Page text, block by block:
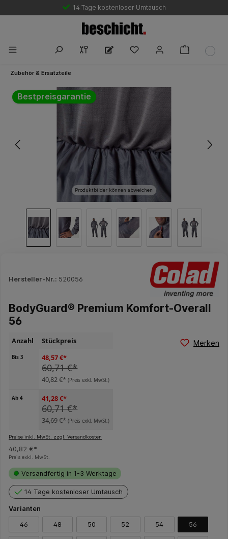
14 Tage kostenloser Umtausch
Zubehör & Ersatzteile
Bildergalerie überspringen
Bestpreisgarantie
Produktbilder können abweichen
Hersteller-Nr.: 520056
BodyGuard® Premium Komfort-Overall
56
Anzahl Stückpreis
Bis3 48,57 €*
60,71 €*
40,82 €*(Preis exkl. MwSt.)
Ab4 41,28 €*
60,71 €*
34,69 €*(Preis exkl. MwSt.)
Merken
Preise inkl. MwSt. zzgl. Versandkosten
40,82 €*
Preis exkl. MwSt.
Versandfertig in 1-3 Werktage
14 Tage kostenloser Umtausch
Varianten
46 48 50 52 54 56